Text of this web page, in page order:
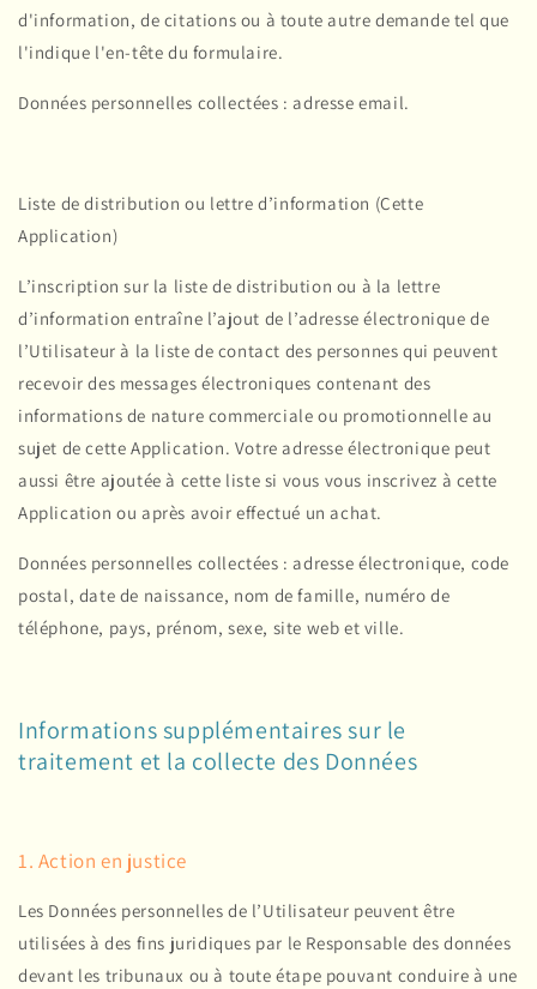
d'information, de citations ou à toute autre demande tel que
l'indique l'en-tête du formulaire.
Données personnelles collectées : adresse email.
Liste de distribution ou lettre d’information (Cette
Application)
L’inscription sur la liste de distribution ou à la lettre
d’information entraîne l’ajout de l’adresse électronique de
l’Utilisateur à la liste de contact des personnes qui peuvent
recevoir des messages électroniques contenant des
informations de nature commerciale ou promotionnelle au
sujet de cette Application. Votre adresse électronique peut
aussi être ajoutée à cette liste si vous vous inscrivez à cette
Application ou après avoir effectué un achat.
Données personnelles collectées : adresse électronique, code
postal, date de naissance, nom de famille, numéro de
téléphone, pays, prénom, sexe, site web et ville.
Informations supplémentaires sur le
traitement et la collecte des Données
1. Action en justice
Les Données personnelles de l’Utilisateur peuvent être
utilisées à des fins juridiques par le Responsable des données
devant les tribunaux ou à toute étape pouvant conduire à une